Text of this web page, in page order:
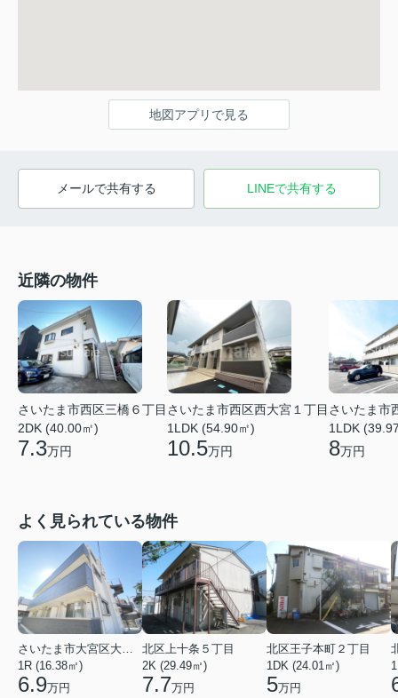
地図アプリで見る
メールで共有する LINEで共有する
近隣の物件
さいたま市西区三橋６丁目
2DK (40.00㎡)
7.3万円
さいたま市西区西大宮１丁目
1LDK (54.90㎡)
10.5万円
さいたま市
1LDK
8万円
よく見られている物件
さいたま市大宮区大成町１丁目
1R (16.38㎡)
6.9万円
北区上十条５丁目
2K (29.49㎡)
7.7万円
北区王子本町２丁目
1DK (24.01㎡)
5万円